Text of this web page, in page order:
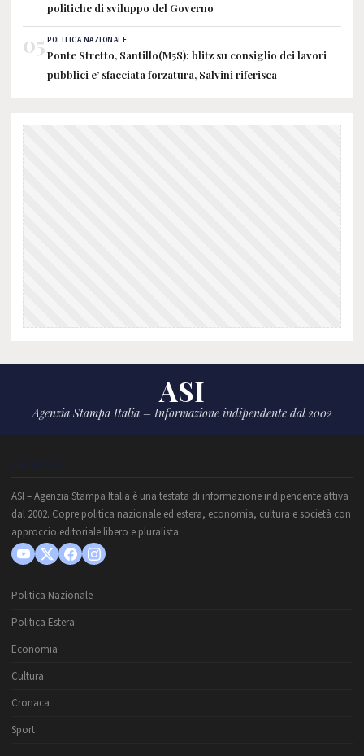
politiche di sviluppo del Governo
05 POLITICA NAZIONALE
Ponte Stretto, Santillo(M5S): blitz su consiglio dei lavori
pubblici e’ sfacciata forzatura, Salvini riferisca
ASI
Agenzia Stampa Italia – Informazione indipendente dal 2002
CHI SIAMO
ASI – Agenzia Stampa Italia è una testata di informazione indipendente attiva
dal 2002. Copre politica nazionale ed estera, economia, cultura e società con
approccio editoriale libero e pluralista.
Politica Nazionale
Politica Estera
Economia
Cultura
Cronaca
Sport